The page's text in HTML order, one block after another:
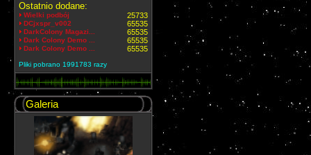
Ostatnio dodane:
Wielki podbój 25733
DCjxspr_v002 65535
DarkColony Magazi... 65535
Dark Colony Demo ... 65535
Dark Colony Demo ... 65535
Pliki pobrano 1991783 razy
Galeria